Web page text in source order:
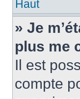
Haut
» Je
plus me
Il est
compte